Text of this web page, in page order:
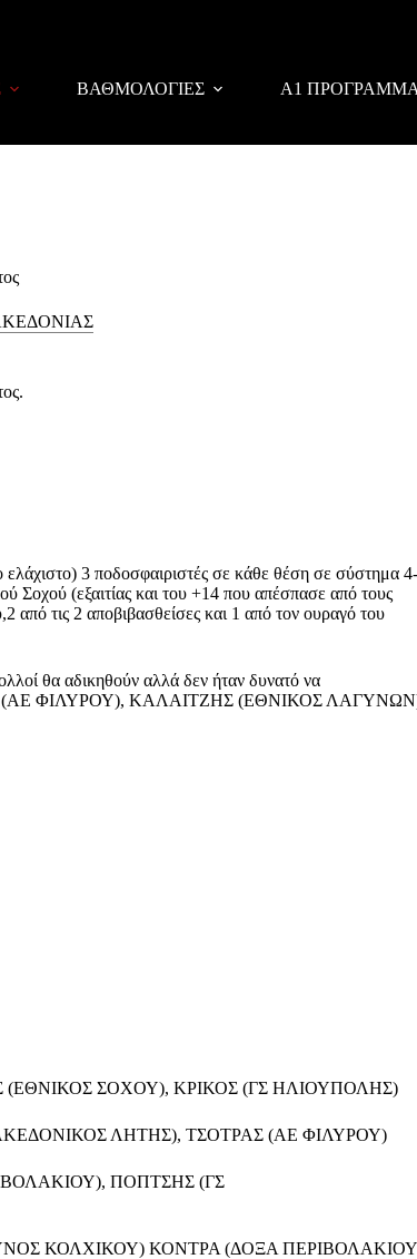
ΒΑΘΜΟΛΟΓΙΕΣ Α1
3 ποδοσφαιριστές σε κάθε θέση σε σύστημα 4-
Σοχού (εξαιτίας και του +14 που απέσπασε από τους
από τις 2 αποβιβασθείσες και 1 από τον ουραγό του
θα αδικηθούν αλλά δεν ήταν δυνατό να
(ΑΕ ΦΙΛΥΡΟΥ), ΚΑΛΑΙΤΖΗΣ (ΕΘΝΙΚΟΣ
ΣΟΧΟΥ), ΚΡΙΚΟΣ (ΓΣ ΗΛΙΟΥΠΟΛΗΣ)
ΛΗΤΗΣ), ΤΣΟΤΡΑΣ (ΑΕ ΦΙΛΥΡΟΥ)
ΠΟΠΤΣΗΣ (ΓΣ
ΚΟΛΧΙΚΟΥ) ΚΟΝΤΡΑ (ΔΟΞΑ